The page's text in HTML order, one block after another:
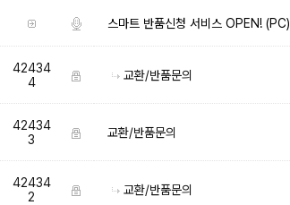
스마트 반품신청 서비스 OPEN! (PC)
42434
4
교환/반품문의
42434
3
교환/반품문의
42434
2
교환/반품문의